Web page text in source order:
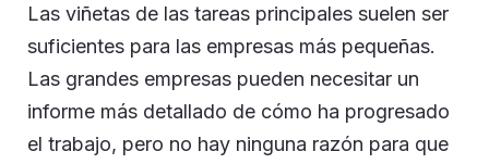
Las viñetas de las tareas principales suelen ser
suficientes para las empresas más pequeñas.
Las grandes empresas pueden necesitar un
informe más detallado de cómo ha progresado
el trabajo, pero no hay ninguna razón para que